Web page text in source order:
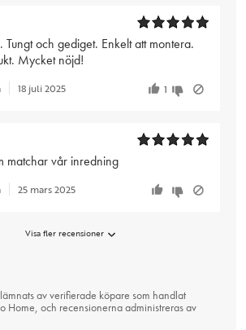
Tungt och gediget. Enkelt att montera.
Mycket nöjd!
18 juli 2025 1
matchar vår inredning
25 mars 2025
Visa fler recensioner
av verifierade köpare som handlat
Home, och recensionerna administreras av